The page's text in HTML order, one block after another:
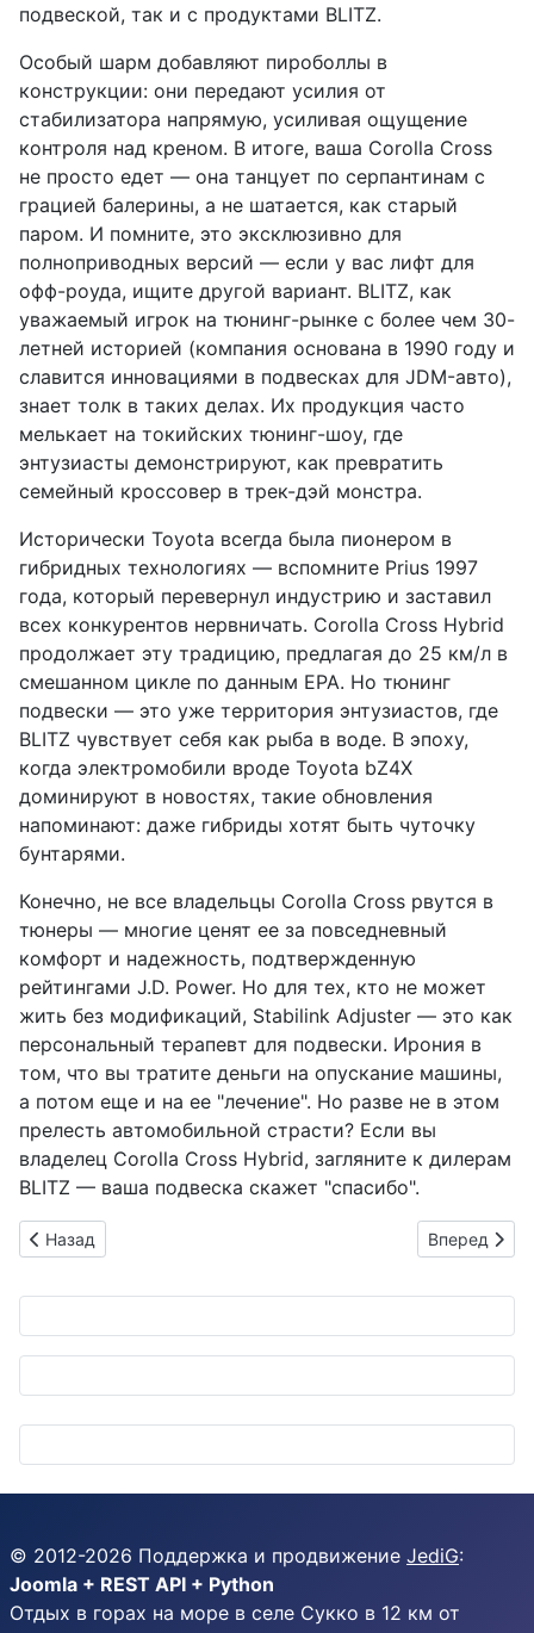
подвеской, так и с продуктами BLITZ.
Особый шарм добавляют пироболлы в
конструкции: они передают усилия от
стабилизатора напрямую, усиливая ощущение
контроля над креном. В итоге, ваша Corolla Cross
не просто едет — она танцует по серпантинам с
грацией балерины, а не шатается, как старый
паром. И помните, это эксклюзивно для
полноприводных версий — если у вас лифт для
офф-роуда, ищите другой вариант. BLITZ, как
уважаемый игрок на тюнинг-рынке с более чем 30-
летней историей (компания основана в 1990 году и
славится инновациями в подвесках для JDM-авто),
знает толк в таких делах. Их продукция часто
мелькает на токийских тюнинг-шоу, где
энтузиасты демонстрируют, как превратить
семейный кроссовер в трек-дэй монстра.
Исторически Toyota всегда была пионером в
гибридных технологиях — вспомните Prius 1997
года, который перевернул индустрию и заставил
всех конкурентов нервничать. Corolla Cross Hybrid
продолжает эту традицию, предлагая до 25 км/л в
смешанном цикле по данным EPA. Но тюнинг
подвески — это уже территория энтузиастов, где
BLITZ чувствует себя как рыба в воде. В эпоху,
когда электромобили вроде Toyota bZ4X
доминируют в новостях, такие обновления
напоминают: даже гибриды хотят быть чуточку
бунтарями.
Конечно, не все владельцы Corolla Cross рвутся в
тюнеры — многие ценят ее за повседневный
комфорт и надежность, подтвержденную
рейтингами J.D. Power. Но для тех, кто не может
жить без модификаций, Stabilink Adjuster — это как
персональный терапевт для подвески. Ирония в
том, что вы тратите деньги на опускание машины,
а потом еще и на ее "лечение". Но разве не в этом
прелесть автомобильной страсти? Если вы
владелец Corolla Cross Hybrid, загляните к дилерам
BLITZ — ваша подвеска скажет "спасибо".
Предыдущий: Pioneer превращает Prius, Jimny и Spacia в
Назад Следующий:
Вперед
© 2012-2026 Поддержка и продвижение JediG:
Joomla + REST API + Python
Отдых в горах на море в селе Сукко в 12 км от